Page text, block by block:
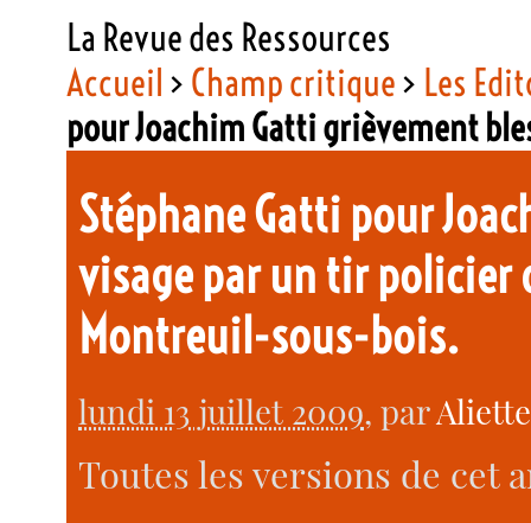
La Revue des Ressources
Accueil > Champ critique> Les
pour Joachim Gatti grièvement
Stéphane Gatti pour
visage par un tir policier
Montreuil-sous-bois.
lundi 13 juillet 2009, par
Toutes les versions de cet